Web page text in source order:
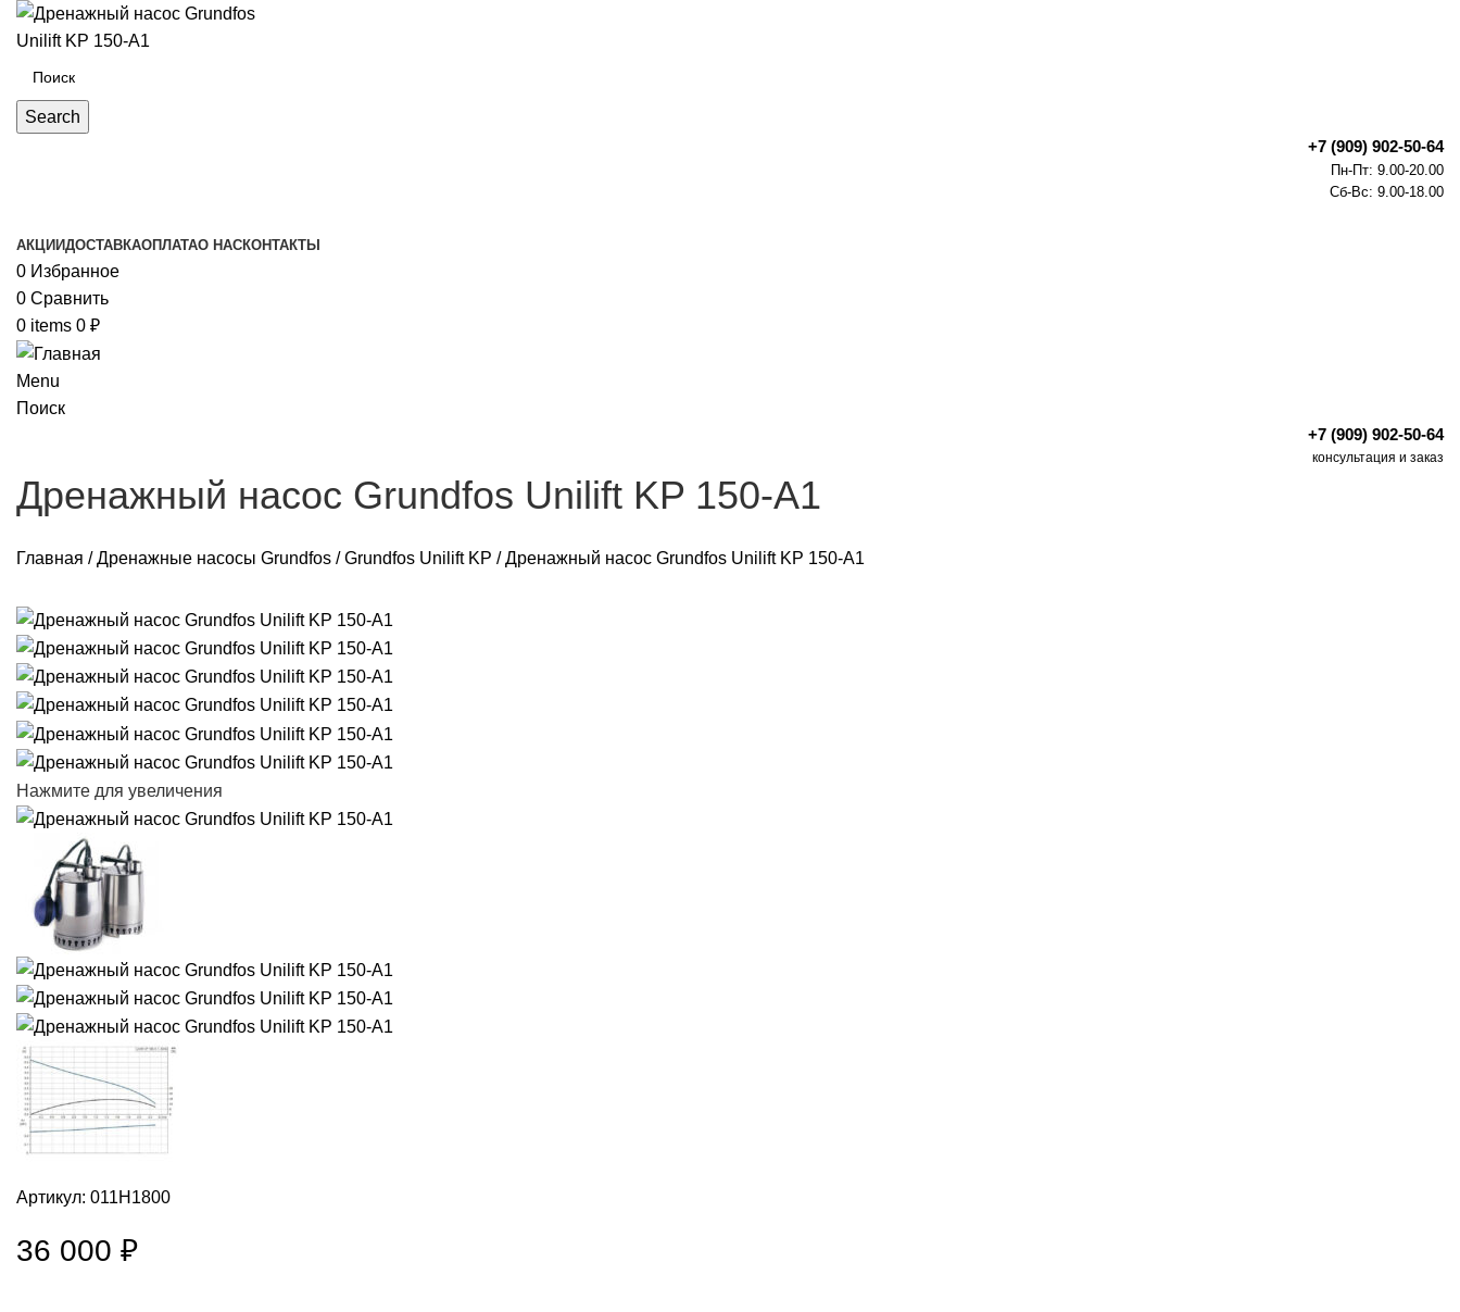
Search
+7 (909) 902-50-64
Пн-Пт: 9.00-20.00
Сб-Вс: 9.00-18.00
АКЦИИДОСТАВКАОПЛАТАО НАСКОНТАКТЫ
0 Избранное
0 Сравнить
0 items 0 ₽
Menu
Поиск
+7 (909) 902-50-64
консультация и заказ
Дренажный насос Grundfos Unilift KP 150-A1
Главная /Дренажные насосы Grundfos /Grundfos Unilift KP /Дренажный насос Grundfos Unilift KP 150-A1
Нажмите для увеличения
Артикул: 011H1800
36 000 ₽